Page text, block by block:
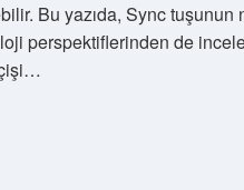
Bu yazıda, Sync tuşunun
perspektiflerinden de